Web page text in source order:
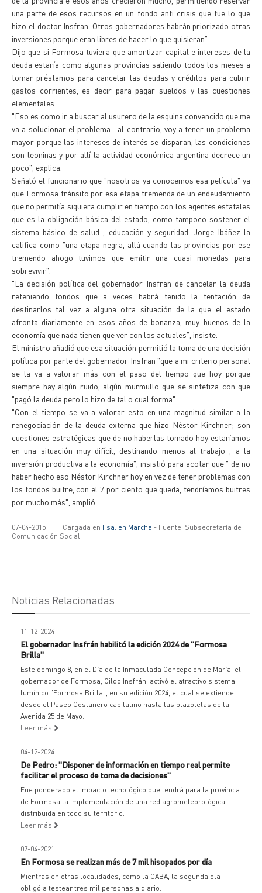
una parte de esos recursos en un fondo anti crisis que fue lo que
hizo el doctor Insfran. Otros gobernadores habrán priorizado otras
inversiones porque eran libres de hacer lo que quisieran".
Dijo que si Formosa tuviera que amortizar capital e intereses de la
deuda estaría como algunas provincias saliendo todos los meses a
tomar préstamos para cancelar las deudas y créditos para cubrir
gastos corrientes, es decir para pagar sueldos y las cuestiones
elementales.
"Eso es como ir a buscar al usurero de la esquina convencido que me
va a solucionar el problema....al contrario, voy a tener un problema
mayor porque las intereses de interés se disparan, las condiciones
son leoninas y por allí la actividad económica argentina decrece un
poco", explica.
Señaló el funcionario que "nosotros ya conocemos esa película" ya
que Formosa tránsito por esa etapa tremenda de un endeudamiento
que no permitía siquiera cumplir en tiempo con los agentes estatales
que es la obligación básica del estado, como tampoco sostener el
sistema básico de salud , educación y seguridad. Jorge Ibáñez la
califica como "una etapa negra, allá cuando las provincias por ese
tremendo ahogo tuvimos que emitir una cuasi monedas para
sobrevivir".
"La decisión política del gobernador Insfran de cancelar la deuda
reteniendo fondos que a veces habrá tenido la tentación de
destinarlos tal vez a alguna otra situación de la que el estado
afronta diariamente en esos años de bonanza, muy buenos de la
economía que nada tienen que ver con los actuales", insiste.
El ministro añadió que esa situación permitió la toma de una decisión
política por parte del gobernador Insfran "que a mi criterio personal
se la va a valorar más con el paso del tiempo que hoy porque
siempre hay algún ruido, algún murmullo que se sintetiza con que
"pagó la deuda pero lo hizo de tal o cual forma".
"Con el tiempo se va a valorar esto en una magnitud similar a la
renegociación de la deuda externa que hizo Néstor Kirchner; son
cuestiones estratégicas que de no haberlas tomado hoy estaríamos
en una situación muy difícil, destinando menos al trabajo , a la
inversión productiva a la economía", insistió para acotar que " de no
haber hecho eso Néstor Kirchner hoy en vez de tener problemas con
los fondos buitre, con el 7 por ciento que queda, tendríamos buitres
por mucho más", amplió.
07-04-2015 | Cargada en Fsa. en Marcha - Fuente: Subsecretaría de
Comunicación Social
Noticias Relacionadas
11-12-2024
El gobernador Insfrán habilitó la edición 2024 de "Formosa
Brilla"
Este domingo 8, en el Día de la Inmaculada Concepción de María, el
gobernador de Formosa, Gildo Insfrán, activó el atractivo sistema
lumínico "Formosa Brilla", en su edición 2024, el cual se extiende
desde el Paseo Costanero capitalino hasta las plazoletas de la
Avenida 25 de Mayo.
Leer más
04-12-2024
De Pedro: "Disponer de información en tiempo real permite
facilitar el proceso de toma de decisiones"
Fue ponderado el impacto tecnológico que tendrá para la provincia
de Formosa la implementación de una red agrometeorológica
distribuida en todo su territorio.
Leer más
07-04-2021
En Formosa se realizan más de 7 mil hisopados por día
Mientras en otras localidades, como la CABA, la segunda ola
obligó a testear tres mil personas a diario.